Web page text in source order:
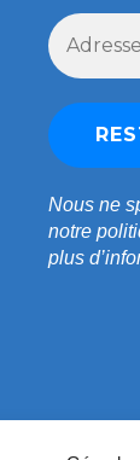
Nous ne
notre
plus